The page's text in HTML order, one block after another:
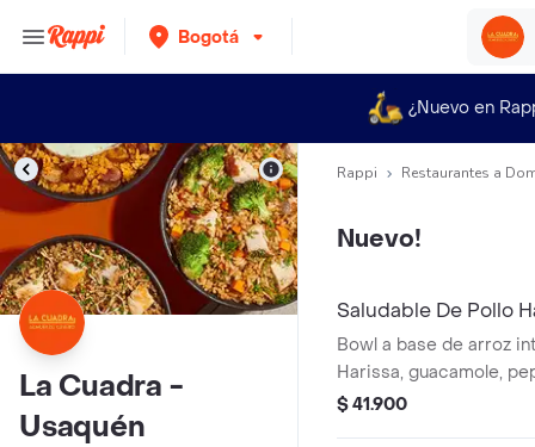
Bogotá
¿Nuevo en
La Cuadra -
Usaquén
Rappi Restaurantes a
Nuevo!
Saludable De Pollo
Bowl a base de arroz
Harissa, guacamole,
Lechuga.
$ 41.900